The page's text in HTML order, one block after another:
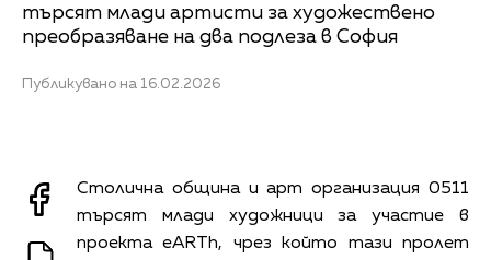
търсят млади артисти за художествено
преобразяване на два подлеза в София
Публикувано на 16.02.2026
Столична община и арт организация 0511
търсят млади художници за участие в
проекта eARTh, чрез който тази пролет